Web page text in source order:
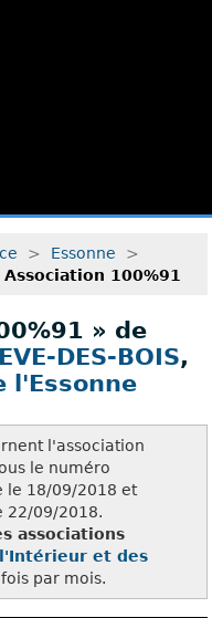
> Essonne
>
Association 100%91
» de
DES-BOIS,
l'Essonne
l'association
le numéro
le 18/09/2018 et
22/09/2018.
associations
et des
par mois.